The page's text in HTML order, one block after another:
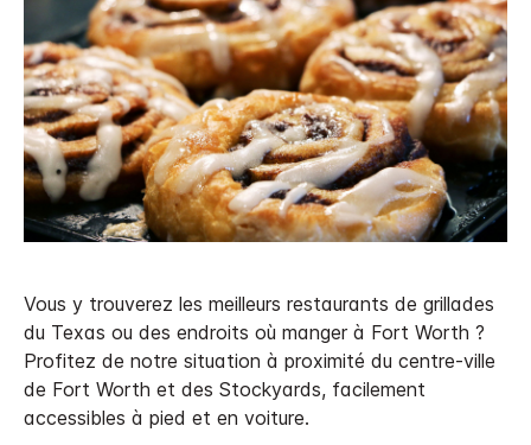
Vous y trouverez les meilleurs restaurants de grillades
du Texas ou des endroits où manger à Fort Worth ?
Profitez de notre situation à proximité du centre-ville
de Fort Worth et des Stockyards, facilement
accessibles à pied et en voiture.